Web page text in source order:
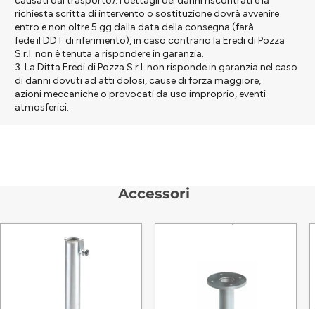
richiesta scritta di intervento o sostituzione dovrà avvenire
entro e non oltre 5 gg dalla data della consegna (farà
fede il DDT di riferimento), in caso contrario la Eredi di Pozza
S.r.l. non è tenuta a rispondere in garanzia.
3. La Ditta Eredi di Pozza S.r.l. non risponde in garanzia nel caso
di danni dovuti ad atti dolosi, cause di forza maggiore,
azioni meccaniche o provocati da uso improprio, eventi
atmosferici.
Accessori